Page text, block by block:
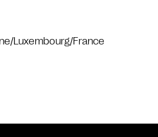
Luxembourg/France